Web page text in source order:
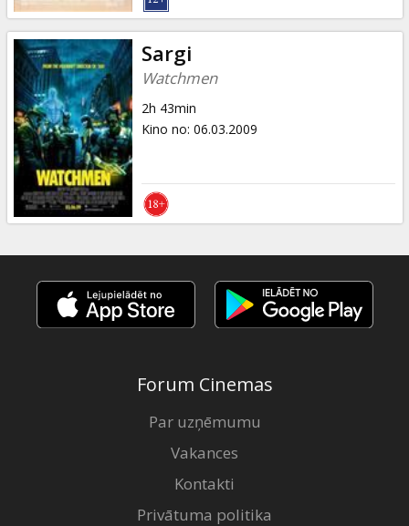
Sargi
Watchmen
2h 43min
Kino no: 06.03.2009
Forum Cinemas
Par uzņēmumu
Vakances
Kontakti
Privātuma politika